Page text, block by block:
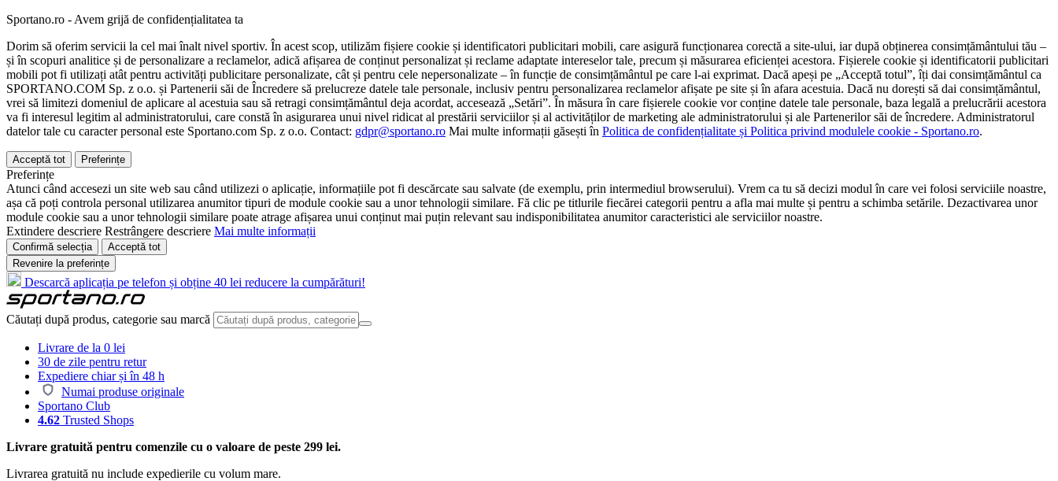
Sportano.ro - Avem grijă de confidențialitatea ta
Dorim să oferim servicii la cel mai înalt nivel sportiv. În acest scop, utilizăm fișiere cookie și identificatori publicitari mobili, care asigură funcționarea corectă a site-ului, iar după obținerea consimțământului tău –
și în scopuri analitice și de personalizare a reclamelor, adică afișarea de conținut personalizat și reclame adaptate intereselor tale, precum și măsurarea eficienței acestora. Fișierele cookie și identificatorii publicitari
mobili pot fi utilizați atât pentru activități publicitare personalizate, cât și pentru cele nepersonalizate – în funcție de consimțământul pe care l-ai exprimat. Dacă apeși pe „Acceptă totul”, îți dai consimțământul ca
SPORTANO.COM Sp. z o.o. și Partenerii săi de Încredere să prelucreze datele tale personale, inclusiv pentru personalizarea reclamelor afișate pe site și în afara acestuia. Dacă nu dorești să dai consimțământul,
vrei să limitezi domeniul de aplicare al acestuia sau să retragi consimțământul deja acordat, accesează „Setări”. În măsura în care fișierele cookie vor conține datele tale personale, baza legală a prelucrării acestora
va fi interesul legitim al administratorului, care constă în asigurarea unui nivel ridicat al prestării serviciilor și al activităților de marketing ale administratorului și ale Partenerilor săi de încredere. Administratorul
datelor tale cu caracter personal este Sportano.com Sp. z o.o. Contact: gdpr@sportano.ro Mai multe informații găsești în Politica de confidențialitate și Politica privind modulele cookie - Sportano.ro.
Acceptă tot Preferințe
Preferințe
Atunci când accesezi un site web sau când utilizezi o aplicație, informațiile pot fi descărcate sau salvate (de exemplu, prin intermediul browserului). Vrem ca tu să decizi modul în care vei folosi serviciile noastre,
așa că poți controla personal utilizarea anumitor tipuri de module cookie sau a unor tehnologii similare. Fă clic pe titlurile fiecărei categorii pentru a afla mai multe și pentru a schimba setările. Dezactivarea unor
module cookie sau a unor tehnologii similare poate atrage afișarea unui conținut mai puțin relevant sau indisponibilitatea anumitor caracteristici ale serviciilor noastre.
Extindere descriere Restrângere descriere Mai multe informații
Confirmă selecția
Acceptă tot
Revenire la preferințe
Descarcă aplicația pe telefon și obține 40 lei reducere la cumpărături!
Căutați după produs, categorie sau marcă
Livrare de la 0 lei
30 de zile pentru retur
Expediere chiar și în 48 h
Numai produse originale
Sportano Club
4.62 Trusted Shops
Livrare gratuită pentru comenzile cu o valoare de peste 299 lei.
Livrarea gratuită nu include expedierile cu volum mare.